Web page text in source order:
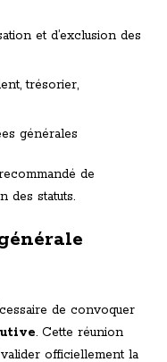
et d’exclusion des
trésorier,
générales
de
des statuts.
de convoquer
. Cette réunion
officiellement la